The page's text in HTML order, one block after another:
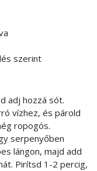
szerint
adj hozzá sót.
vízhez, és párold
ropogós.
serpenyőben
lángon, majd add
Pirítsd 1-2 percig,